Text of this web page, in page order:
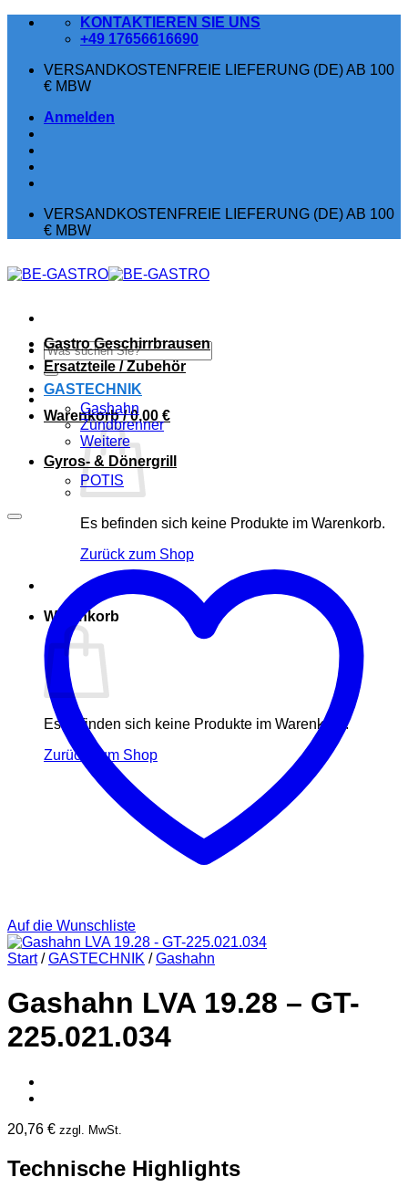
Zum
KONTAKTIEREN SIE UNS
+49 17656616690
VERSANDKOSTENFREIE LIEFERUNG (DE) AB 100
€ MBW
Anmelden
VERSANDKOSTENFREIE LIEFERUNG (DE) AB 100
€ MBW
Suchen
nach:
Warenkorb /0,00 €
Es befinden sich keine Produkte im Warenkorb.
Zurück zum Shop
Warenkorb
Es befinden sich keine Produkte im Warenkorb.
Zurück zum Shop
Gastro Geschirrbrausen
Ersatzteile / Zubehör
GASTECHNIK
Gashahn
Zündbrenner
Weitere
Gyros- & Dönergrill
POTIS
Auf die Wunschliste
Start / GASTECHNIK / Gashahn
Gashahn LVA 19.28 – GT-
225.021.034
20,76 € zzgl. MwSt.
Technische Highlights